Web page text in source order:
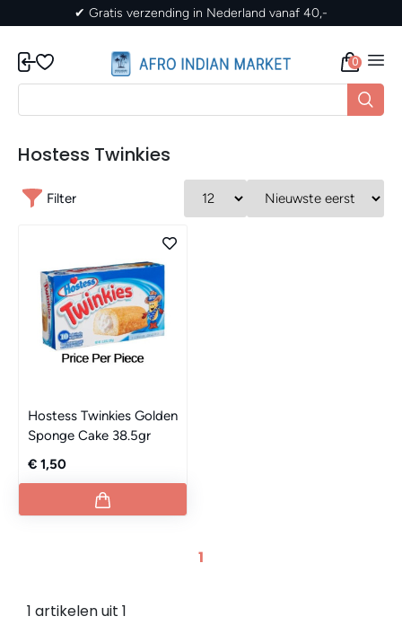
✔ Gratis verzending in Nederland vanaf 40,-
0
Hostess Twinkies
Filter
Hostess Twinkies Golden
Sponge Cake 38.5gr
€ 1,50
1
1 artikelen uit 1